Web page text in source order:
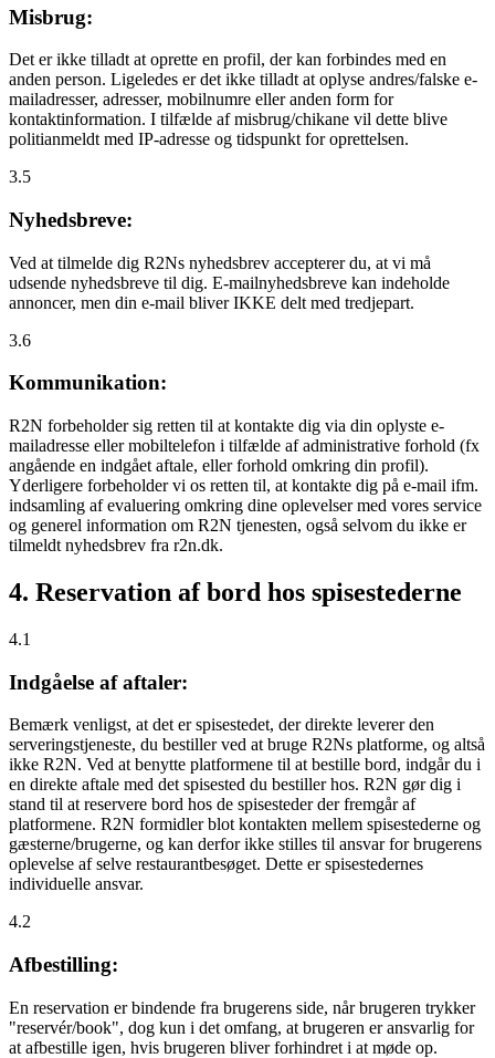
Misbrug:
Det er ikke tilladt at oprette en profil, der kan forbindes med en
anden person. Ligeledes er det ikke tilladt at oplyse andres/falske e-
mailadresser, adresser, mobilnumre eller anden form for
kontaktinformation. I tilfælde af misbrug/chikane vil dette blive
politianmeldt med IP-adresse og tidspunkt for oprettelsen.
3.5
Nyhedsbreve:
Ved at tilmelde dig R2Ns nyhedsbrev accepterer du, at vi må
udsende nyhedsbreve til dig. E-mailnyhedsbreve kan indeholde
annoncer, men din e-mail bliver IKKE delt med tredjepart.
3.6
Kommunikation:
R2N forbeholder sig retten til at kontakte dig via din oplyste e-
mailadresse eller mobiltelefon i tilfælde af administrative forhold (fx
angående en indgået aftale, eller forhold omkring din profil).
Yderligere forbeholder vi os retten til, at kontakte dig på e-mail ifm.
indsamling af evaluering omkring dine oplevelser med vores service
og generel information om R2N tjenesten, også selvom du ikke er
tilmeldt nyhedsbrev fra r2n.dk.
4. Reservation af bord hos spisestederne
4.1
Indgåelse af aftaler:
Bemærk venligst, at det er spisestedet, der direkte leverer den
serveringstjeneste, du bestiller ved at bruge R2Ns platforme, og altså
ikke R2N. Ved at benytte platformene til at bestille bord, indgår du i
en direkte aftale med det spisested du bestiller hos. R2N gør dig i
stand til at reservere bord hos de spisesteder der fremgår af
platformene. R2N formidler blot kontakten mellem spisestederne og
gæsterne/brugerne, og kan derfor ikke stilles til ansvar for brugerens
oplevelse af selve restaurantbesøget. Dette er spisestedernes
individuelle ansvar.
4.2
Afbestilling:
En reservation er bindende fra brugerens side, når brugeren trykker
"reservér/book", dog kun i det omfang, at brugeren er ansvarlig for
at afbestille igen, hvis brugeren bliver forhindret i at møde op.